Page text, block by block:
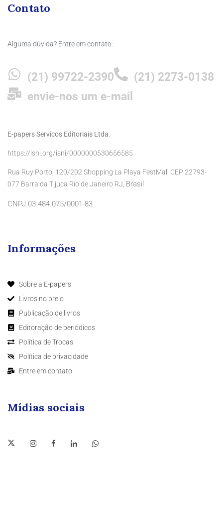
Contato
Alguma dúvida? Entre em contato:
(21) 99722-2390
(21) 2273-0138
envie-nos um e-mail
E-papers Servicos Editoriais Ltda.
https://isni.org/isni/0000000530656585
Rua Ruy Porto, 120/202 Shopping La Playa FestMall CEP 22793-
077 Barra da Tijuca Rio de Janeiro RJ, Brasil
CNPJ 03.484.075/0001-83
Informações
Sobre a E-papers
Livros no prelo
Publicação de livros
Editoração de periódicos
Política de Trocas
Política de privacidade
Entre em contato
Mídias sociais